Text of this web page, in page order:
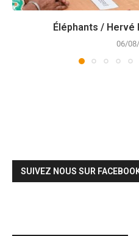
Éléphants / Hervé
06/
SUIVEZ NOUS SUR